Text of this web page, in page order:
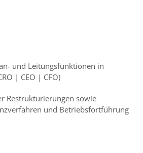
und Leitungsfunktionen in
| CEO | CFO)
Restrukturierungen sowie
und Betriebsfortführung